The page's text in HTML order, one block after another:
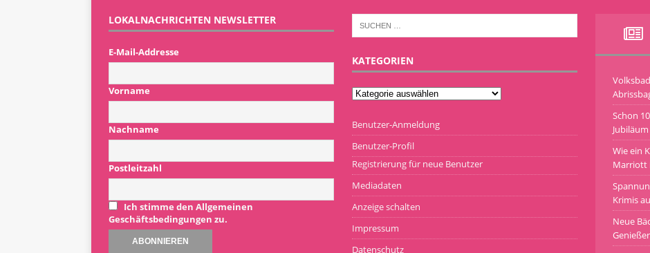
LOKALNACHRICHTEN NEWSLETTER
E-Mail-Addresse
Vorname
Nachname
Postleitzahl
Ich stimme den Allgemeinen
Geschäftsbedingungen zu.
KATEGORIEN
Benutzer-Anmeldung
Benutzer-Profil
Registrierung für neue Benutzer
Mediadaten
Anzeige schalten
Impressum
Datenschutz
Schon
Jubiläum
Wie ein
Marriott
Krimis
Neue